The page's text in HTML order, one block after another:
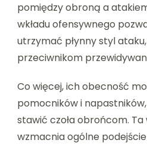
pomiędzy obroną a
wkładu ofensywnego
utrzymać płynny styl
przeciwnikom
Co więcej, ich obecność
pomocników i
stawić czoła obrońcom.
wzmacnia ogólne